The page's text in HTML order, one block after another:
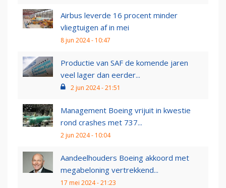
Airbus leverde 16 procent minder
vliegtuigen af in mei
8 jun 2024 - 10:47
Productie van SAF de komende jaren
veel lager dan eerder...
2 jun 2024 - 21:51
Management Boeing vrijuit in kwestie
rond crashes met 737...
2 jun 2024 - 10:04
Aandeelhouders Boeing akkoord met
megabeloning vertrekkend...
17 mei 2024 - 21:23